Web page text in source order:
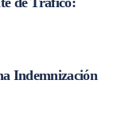
Indemnización